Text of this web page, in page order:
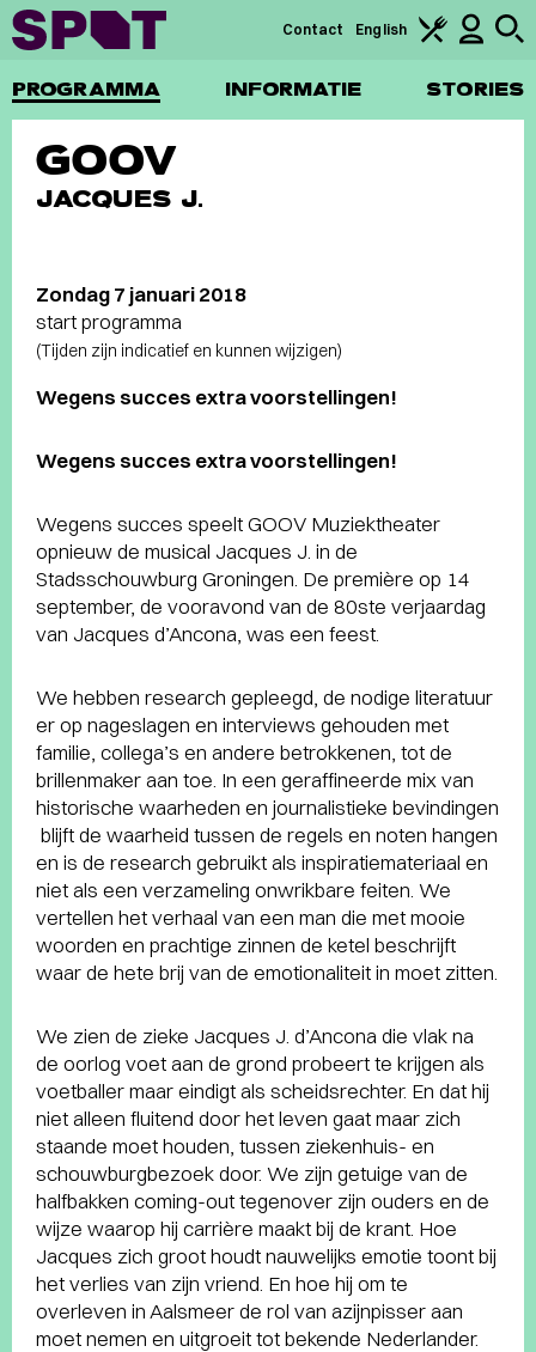
PROGRAMMA INFORMATIE STORIES
Contact English
GOOV
JACQUES J.
Zondag 7 januari 2018
start programma
(Tijden zijn indicatief en kunnen wijzigen)
Wegens succes extra voorstellingen!
Wegens succes extra voorstellingen!
Wegens succes speelt GOOV Muziektheater
opnieuw de musical Jacques J. in de
Stadsschouwburg Groningen. De première op 14
september, de vooravond van de 80ste verjaardag
van Jacques d’Ancona, was een feest.
We hebben research gepleegd, de nodige literatuur
er op nageslagen en interviews gehouden met
familie, collega’s en andere betrokkenen, tot de
brillenmaker aan toe. In een geraffineerde mix van
historische waarheden en journalistieke bevindingen
blijft de waarheid tussen de regels en noten hangen
en is de research gebruikt als inspiratiemateriaal en
niet als een verzameling onwrikbare feiten. We
vertellen het verhaal van een man die met mooie
woorden en prachtige zinnen de ketel beschrijft
waar de hete brij van de emotionaliteit in moet zitten.
We zien de zieke Jacques J. d’Ancona die vlak na
de oorlog voet aan de grond probeert te krijgen als
voetballer maar eindigt als scheidsrechter. En dat hij
niet alleen fluitend door het leven gaat maar zich
staande moet houden, tussen ziekenhuis- en
schouwburgbezoek door. We zijn getuige van de
halfbakken coming-out tegenover zijn ouders en de
wijze waarop hij carrière maakt bij de krant. Hoe
Jacques zich groot houdt nauwelijks emotie toont bij
het verlies van zijn vriend. En hoe hij om te
overleven in Aalsmeer de rol van azijnpisser aan
moet nemen en uitgroeit tot bekende Nederlander.